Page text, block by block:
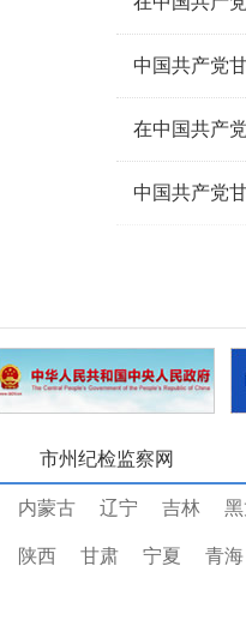
中国共产党
在中国共产
中国共产党
市州纪检监察网
内蒙古 辽宁 吉林
陕西 甘肃 宁夏 青海